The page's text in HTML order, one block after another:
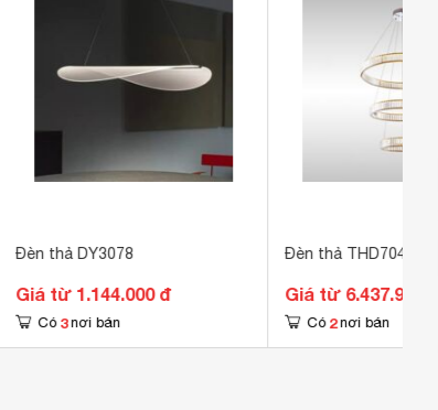
Đèn thả DY3078
Giá từ 1.144.000 đ
Có 3 nơi bán
Đèn thả THD7047T3
Giá từ 6.437.970 đ
Có 2 nơi bán